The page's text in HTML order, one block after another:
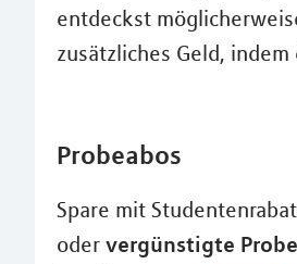
entdeckst
zusätzliches Geld, indem
Probeabos
Spare mit
oder vergünstigte